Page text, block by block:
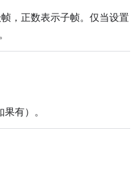
，正数表示子帧。仅当设置
有）。